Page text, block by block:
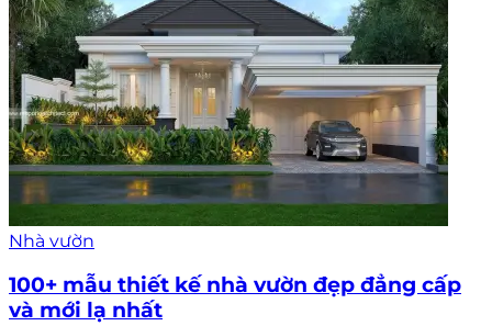
Nhà vườn
100+ mẫu thiết kế nhà vườn đẹp đẳng cấp
và mới lạ nhất